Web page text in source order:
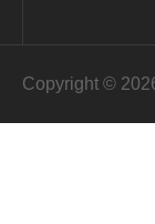
Copyright ©